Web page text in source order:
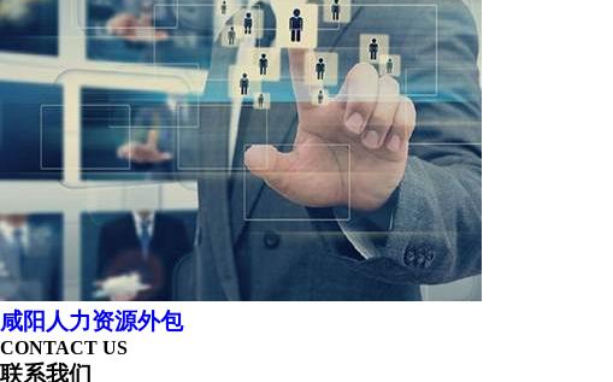
咸阳人力资源外包
CONTACT US
联系我们